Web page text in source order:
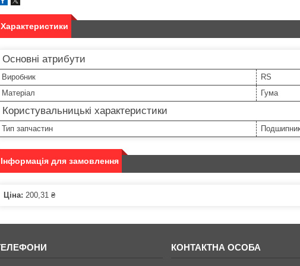
Характеристики
Основні атрибути
Виробник
RS
Матеріал
Гума
Користувальницькі характеристики
Тип запчастин
Інформація для замовлення
Ціна: 200,31 ₴